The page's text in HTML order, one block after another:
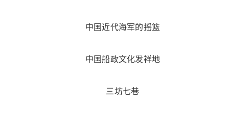
中国近代海军的摇篮
中国船政文化发祥地
三坊七巷